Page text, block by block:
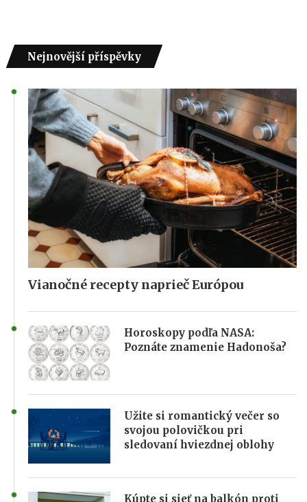
Nejnovější příspěvky
Vianočné recepty naprieč Európou
Horoskopy podľa NASA:
Poznáte znamenie Hadonoša?
Užite si romantický večer so
svojou polovičkou pri
sledovaní hviezdnej oblohy
Kúpte si sieť na balkón proti